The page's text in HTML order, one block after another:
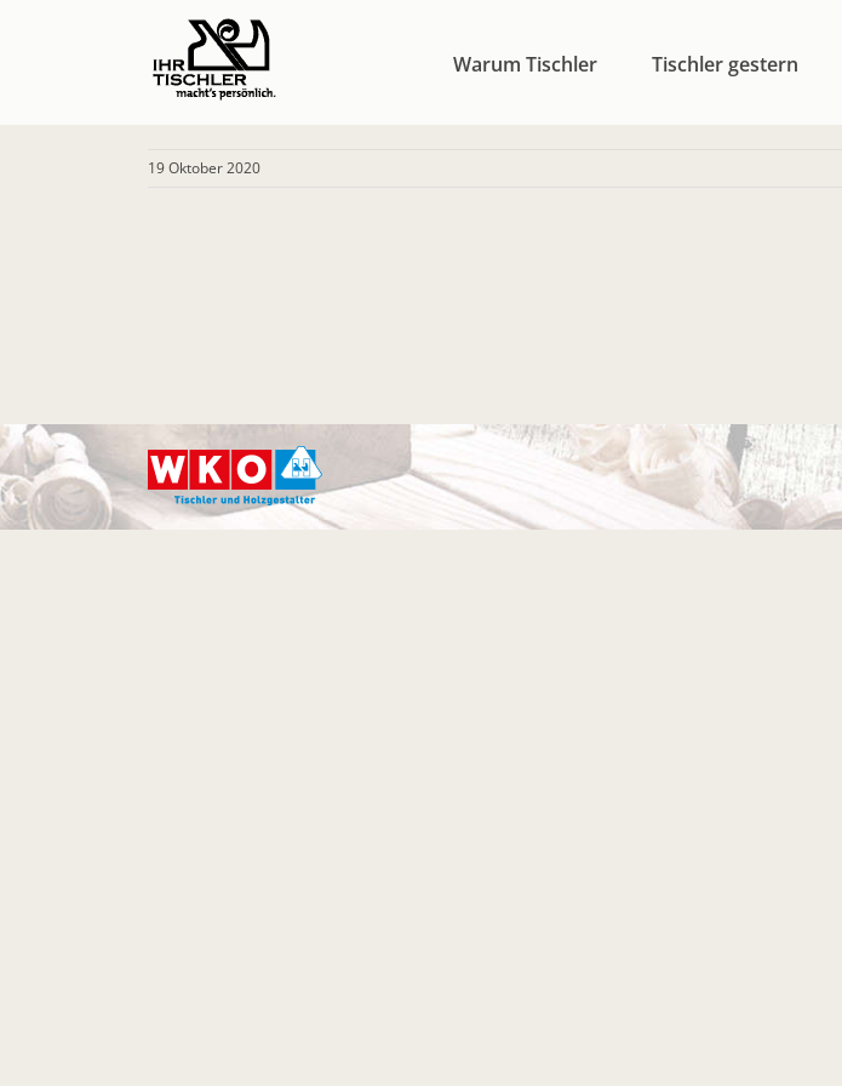
Warum Tischler Tischler gestern
19 Oktober 2020